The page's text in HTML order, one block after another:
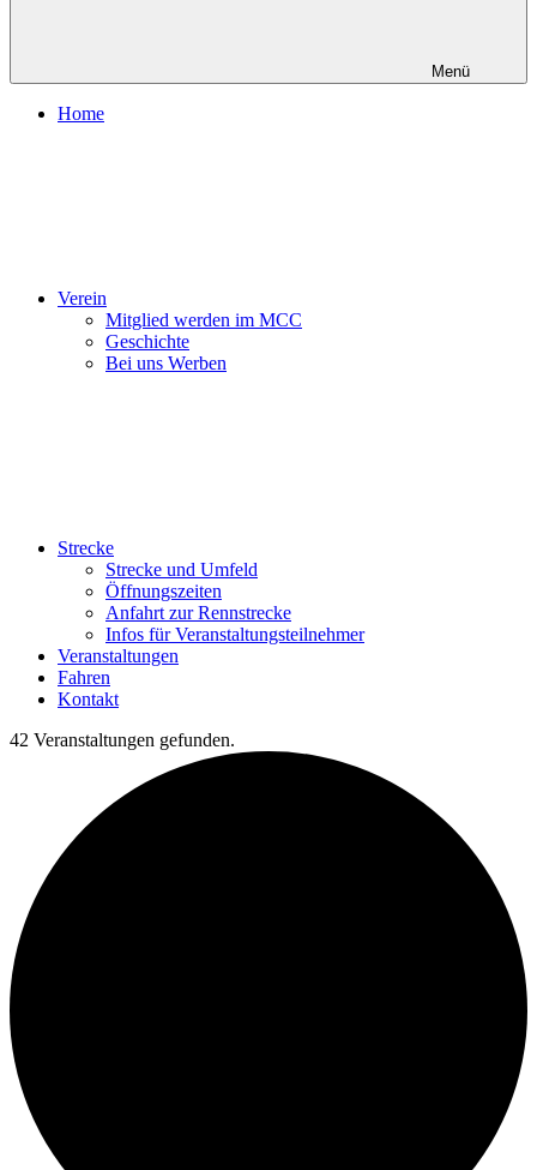
Menü
Home
Verein
Mitglied werden im MCC
Geschichte
Bei uns Werben
Strecke
Strecke und Umfeld
Öffnungszeiten
Anfahrt zur Rennstrecke
Infos für Veranstaltungsteilnehmer
Veranstaltungen
Fahren
Kontakt
42 Veranstaltungen gefunden.